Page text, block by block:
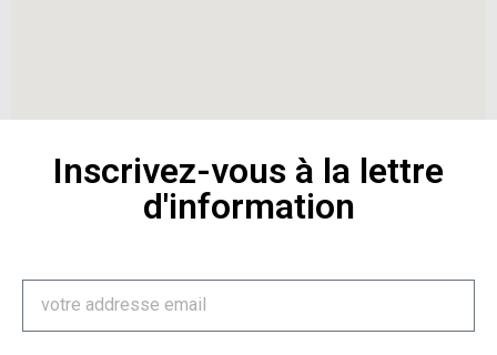
Inscrivez-vous à la lettre
d'information